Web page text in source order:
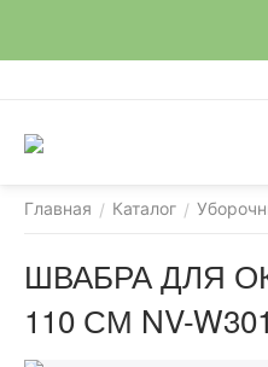
Главная / Каталог /
ШВАБРА ДЛЯ
110 СМ NV-